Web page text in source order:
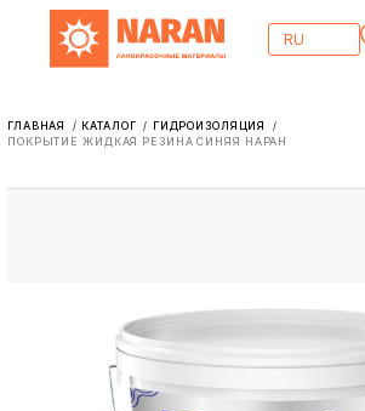
ГЛАВНАЯ / КАТАЛОГ / ГИДРОИЗОЛЯЦИЯ /
ПОКРЫТИЕ ЖИДКАЯ РЕЗИНА СИНЯЯ НАРАН